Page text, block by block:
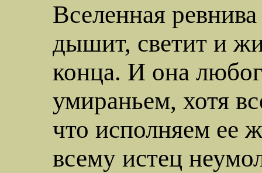
Вселенная
дышит, светит и
конца. И она
умираньем, хотя
что исполняем ее
всему истец